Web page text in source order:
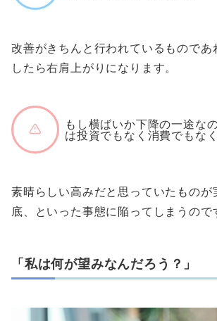
改善がきちんと行われているものであ
したら右肩上がりになります。
もし横ばいか下降の一途な
は投資でもなく消費でもな
素晴らしい高みだと思っていたものが
底、といった事態に陥ってしまうので
「私は何が望みなんだろう？」